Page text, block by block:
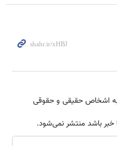
به اشخاص حقیقی و حقوقی
خبر باشد منتشر نمی‌شود.